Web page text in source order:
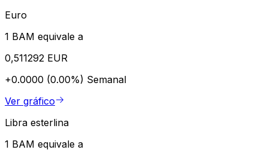
Euro
1 BAM equivale a
0,511292 EUR
+0.0000 (0.00%) Semanal
Ver gráfico
Libra esterlina
1 BAM equivale a